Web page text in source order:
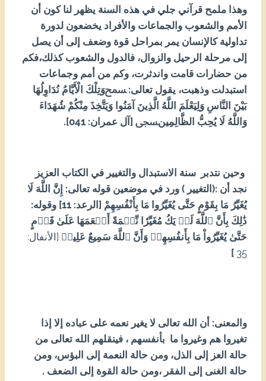
وهذا ملمح قرآني جلي في هذه السنة يظهر لنا كون أن
الأمم والشعوب والجماعات والأفراد يخضعون لدورة
تداولية كالإنسان يمر بمراحل قوة وضعف إلى أن يصل
إلى مرحلة الرحيل والزوال، فالدول والشعوب كذلك،فكم
من حضارات قامت واندثرت، وكم من أمم وجماعات
استبدلت وذهبت، يقول تعالى: ﵟوَتِلْكَ الْأَيَّامُ نُدَاوِلُهَا
بَيْنَ النَّاسِ وَلِيَعْلَمَ اللَّهُ الَّذِينَ آمَنُوا وَيَتَّخِذَ مِنْكُمْ شُهَدَاءَ
وَاللَّهُ لَا يُحِبُّ الظَّالِمِينﵞ [آل عمران: 140].
وحين نتدبر سنة الاستبدال والتغيير في الكتاب العزيز
نجد أن :(التغيير ) ورد في موضعين قوله تعالى: إِنَّ اللَّهَ لَا
يُغَيِّرُ مَا بِقَوْمٍ حَتَّى يُغَيِّرُوا مَا بِأَنْفُسِهِمْ [الرعد: 11] وقوله:
ذَٰلِكَ بِأَنَّ ٱللَّهَ لَمۡ يَكُ مُغَيِّرٗا نِّعۡمَةً أَنۡعَمَهَا عَلَىٰ قَوۡمٍ
حَتَّىٰ يُغَيِّرُواْ مَا بِأَنفُسِهِمۡ وَأَنَّ ٱللَّهَ سَمِيعٌ عَلِيمٞ [الأنفال:
53
]
والمعنى: أن الله تعالى لا يغير نعمه على عباده إلا إذا
تغيروا هم وغيروا ما بأنفسهم ، فينقلهم الله تعالى من
حالة العز إلى الذل، ومن حالة النعمة إلى البؤس، ومن
حالة الغنى إلى الفقر ،ومن حالة القوة إلى الضعف .